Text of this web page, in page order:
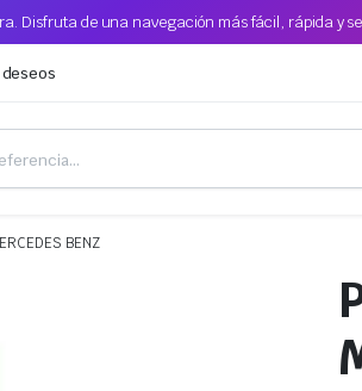
Disfruta de una navegación más fácil, rápida y
BENZ